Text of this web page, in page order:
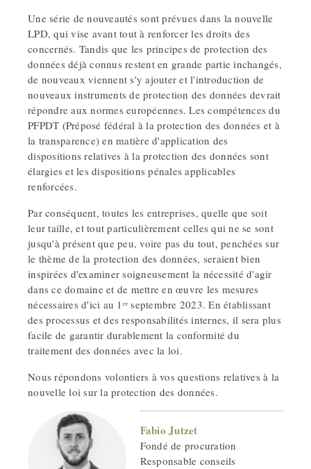
Une série de nouveautés sont prévues dans la nouvelle
LPD, qui vise avant tout à renforcer les droits des
concernés. Tandis que les principes de protection des
données déjà connus restent en grande partie inchangés,
de nouveaux viennent s'y ajouter et l'introduction de
nouveaux instruments de protection des données devrait
répondre aux normes européennes. Les compétences du
PFPDT (Préposé fédéral à la protection des données et à
la transparence) en matière d'application des
dispositions relatives à la protection des données sont
élargies et les dispositions pénales applicables
renforcées.
Par conséquent, toutes les entreprises, quelle que soit
leur taille, et tout particulièrement celles qui ne se sont
jusqu'à présent que peu, voire pas du tout, penchées sur
le thème de la protection des données, seraient bien
inspirées d'examiner soigneusement la nécessité d'agir
dans ce domaine et de mettre en œuvre les mesures
nécessaires d'ici au 1ᵉʳ septembre 2023. En établissant
des processus et des responsabilités internes, il sera plus
facile de garantir durablement la conformité du
traitement des données avec la loi.
Nous répondons volontiers à vos questions relatives à la
nouvelle loi sur la protection des données.
Fabio Jutzet
Fondé de procuration
Responsable conseils